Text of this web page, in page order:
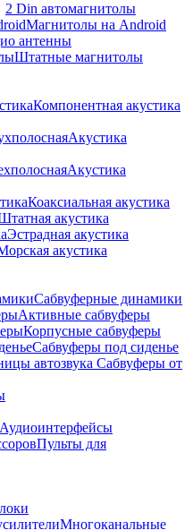
2 Din автомагнитолы
Магнитолы на Android
антенны
Штатные магнитолы
Компонентная акустика
Акустика
Акустика
Коаксиальная акустика
акустика
Эстрадная акустика
акустика
Сабвуферные динамики
Активные сабвуферы
Корпусные сабвуферы
Сабвуферы под сиденье
Сабвуферы от
Аудиоинтерфейсы
Пульты для
Многоканальные